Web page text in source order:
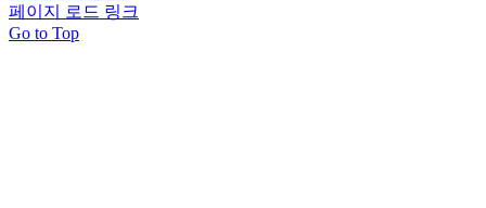
페이지 로드 링크
Go to Top